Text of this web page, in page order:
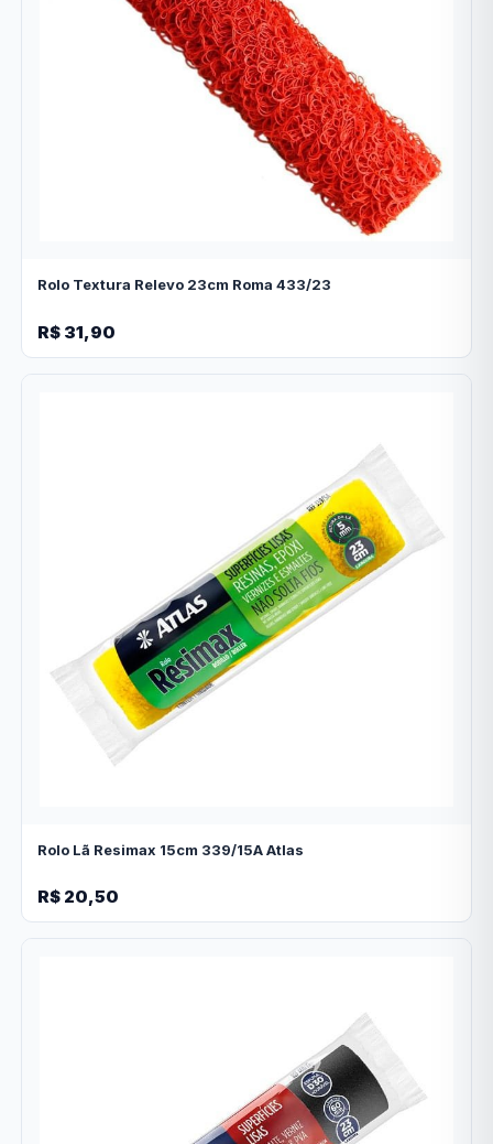
Rolo Textura Relevo 23cm Roma 433/23
R$ 31,90
Rolo Lã Resimax 15cm 339/15A Atlas
R$ 20,50